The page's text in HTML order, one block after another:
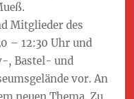
Mitglieder des
– 12:30 Uhr und
, Bastel- und
vor. An